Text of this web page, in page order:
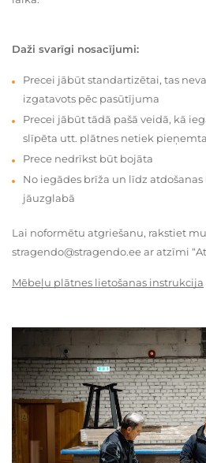
Daži svarīgi nosacījumi:
Precei jābūt standartizētai, tas
izgatavots pēc pasūtījuma
Precei jābūt tādā pašā veidā, kā
slīpēta utt. plātnes netiek
Prece nedrīkst būt bojāta
No iegādes brīža un līdz
jāuzglabā
Lai noformētu atgriešanu, rakstiet
stragendo@stragendo.ee ar atzīmi
Mēbeļu plātnes lietošanas instrukcija